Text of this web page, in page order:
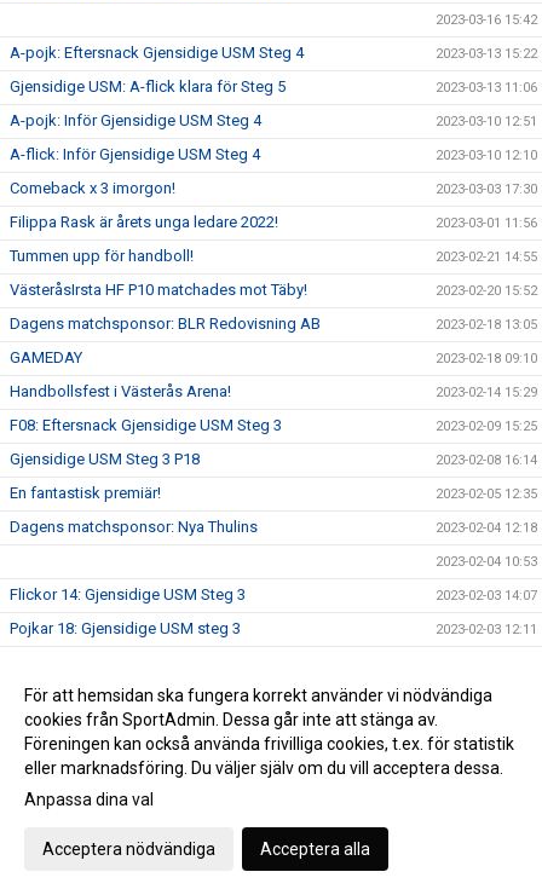
2023-03-16 15:42
A-pojk: Eftersnack Gjensidige USM Steg 4 2023-03-13 15:22
Gjensidige USM: A-flick klara för Steg 5 2023-03-13 11:06
A-pojk: Inför Gjensidige USM Steg 4 2023-03-10 12:51
A-flick: Inför Gjensidige USM Steg 4 2023-03-10 12:10
Comeback x 3 imorgon! 2023-03-03 17:30
Filippa Rask är årets unga ledare 2022! 2023-03-01 11:56
Tummen upp för handboll! 2023-02-21 14:55
VästeråsIrsta HF P10 matchades mot Täby! 2023-02-20 15:52
Dagens matchsponsor: BLR Redovisning AB 2023-02-18 13:05
GAMEDAY 2023-02-18 09:10
Handbollsfest i Västerås Arena! 2023-02-14 15:29
F08: Eftersnack Gjensidige USM Steg 3 2023-02-09 15:25
Gjensidige USM Steg 3 P18 2023-02-08 16:14
En fantastisk premiär! 2023-02-05 12:35
Dagens matchsponsor: Nya Thulins 2023-02-04 12:18
2023-02-04 10:53
Flickor 14: Gjensidige USM Steg 3 2023-02-03 14:07
Pojkar 18: Gjensidige USM steg 3 2023-02-03 12:11
Paulsen 150 matcher! 2023-01-31 12:25
Gjensidige USM: A-pojk vidare till steg 4 2023-01-29 13:54
A-pojk vidare till morgondagens avgörande match 2023-01-28 19:29
A-pojk: Inför Gjensidige USM Steg 3
VästeråsIrsta HF startar gående parahandboll!
Gjensidige USM: A-flick vidare till steg 4
För att hemsidan ska fungera korrekt använder vi nödvändiga
cookies från SportAdmin. Dessa går inte att stänga av.
Föreningen kan också använda frivilliga cookies, t.ex. för statistik
eller marknadsföring. Du väljer själv om du vill acceptera dessa.
Anpassa dina val
Acceptera nödvändiga Acceptera alla